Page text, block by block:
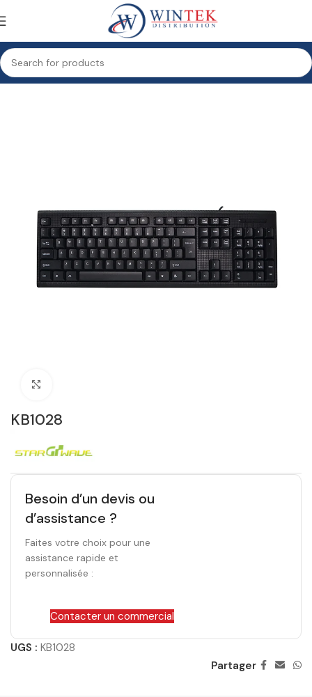
Accueil Informatique Périphériques Informatique Clavier
KB1028
Besoin d’un devis ou
d’assistance ?
Faites votre choix pour une
assistance rapide et
personnalisée :
Contacter un commercial
UGS : KB1028
Partager